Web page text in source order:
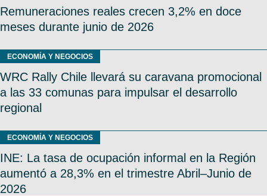
Remuneraciones reales crecen 3,2% en doce
meses durante junio de 2026
ECONOMÍA Y NEGOCIOS
WRC Rally Chile llevará su caravana promocional
a las 33 comunas para impulsar el desarrollo
regional
ECONOMÍA Y NEGOCIOS
INE: La tasa de ocupación informal en la Región
aumentó a 28,3% en el trimestre Abril–Junio de
2026